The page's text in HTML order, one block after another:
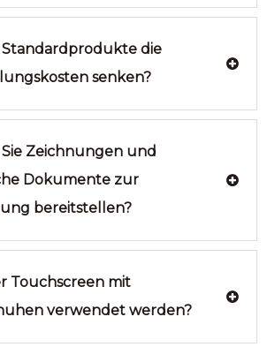
Standardprodukte die
senken?
Zeichnungen und
Dokumente zur
bereitstellen?
Touchscreen mit
verwendet werden?